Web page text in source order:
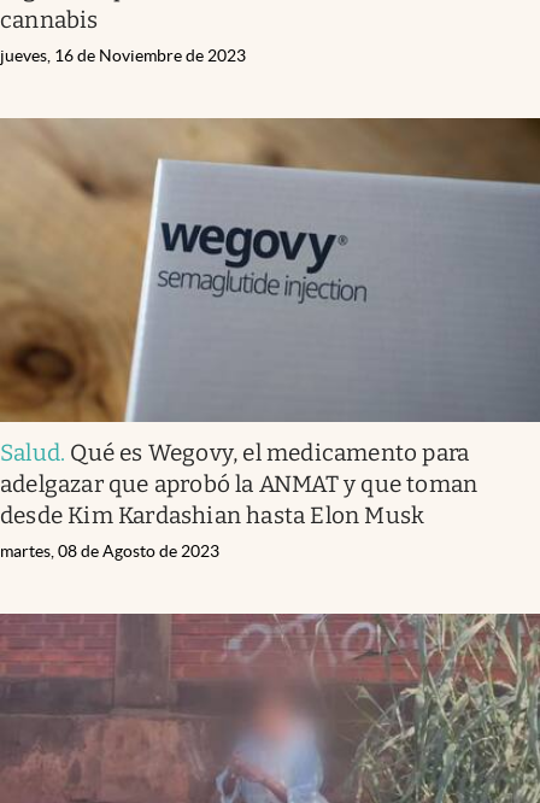
cannabis
jueves, 16 de Noviembre de 2023
Salud. Qué es Wegovy, el medicamento para
adelgazar que aprobó la ANMAT y que toman
desde Kim Kardashian hasta Elon Musk
martes, 08 de Agosto de 2023